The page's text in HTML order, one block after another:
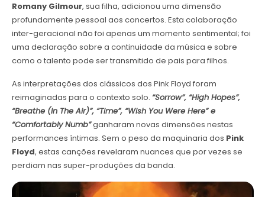
Romany Gilmour, sua filha, adicionou uma dimensão
profundamente pessoal aos concertos. Esta colaboração
inter-geracional não foi apenas um momento sentimental; foi
uma declaração sobre a continuidade da música e sobre
como o talento pode ser transmitido de pais para filhos.
As interpretações dos clássicos dos Pink Floyd foram
reimaginadas para o contexto solo. “Sorrow”, “High Hopes”,
“Breathe (In The Air)”, “Time”, “Wish You Were Here” e
“Comfortably Numb”ganharam novas dimensões nestas
performances íntimas. Sem o peso da maquinaria dos Pink
Floyd, estas canções revelaram nuances que por vezes se
perdiam nas super-produções da banda.